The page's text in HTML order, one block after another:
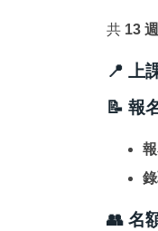
共 13 週
📍 上
📝 報
👥 名